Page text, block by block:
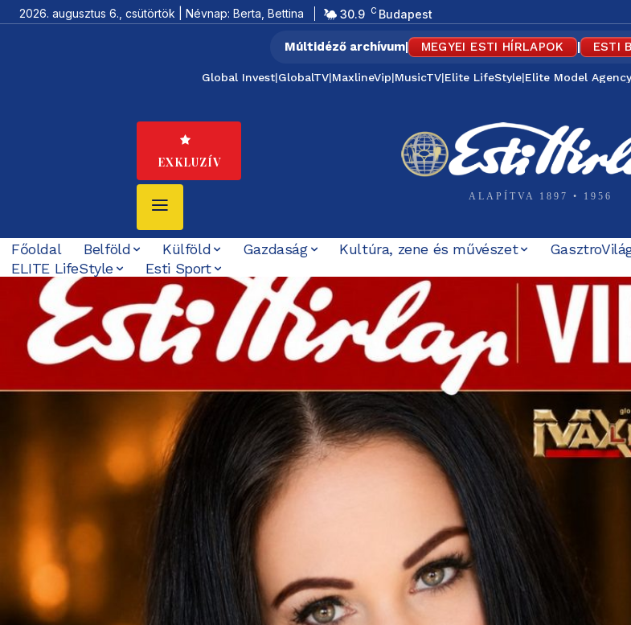
2026. augusztus 6., csütörtök | Névnap: Berta, Bettina 30.9 C Budapest
Múltidéző archívum| MEGYEI ESTI HÍRLAPOK | ESTI
Global Invest|GlobalTV|MaxlineVip|MusicTV|Elite LifeStyle|Elite Model Agency
EXKLUZÍV
ALAPÍTVA 1897 • 1956
Főoldal Belföld Külföld Gazdaság Kultúra, zene és művészet
ELITE LifeStyle
Esti Sport